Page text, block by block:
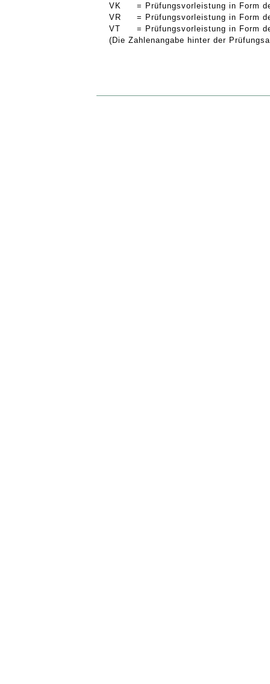
VK
= Prüfungsvorleistung in Form
VR
= Prüfungsvorleistung in Form
VT
= Prüfungsvorleistung in Form
(Die Zahlenangabe hinter der